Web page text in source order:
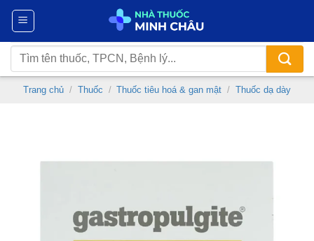
Chuyển
nội
dung
Tìm
kiếm:
Trang chủ / Thuốc / Thuốc tiêu hoá & gan mật / Thuốc dạ dày